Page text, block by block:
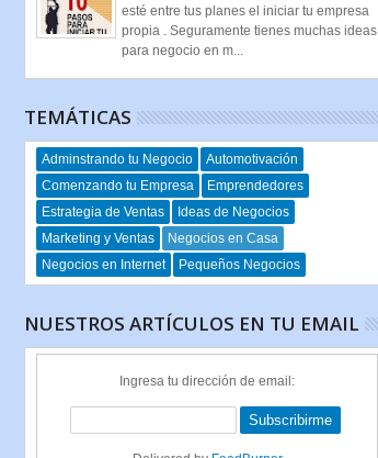
esté entre tus planes el iniciar tu empresa
propia . Seguramente tienes muchas ideas
para negocio en m...
TEMÁTICAS
Adminstrando tu Negocio
Automotivación
Comenzando tu Empresa
Emprendedores
Estrategia de Ventas
Ideas de Negocios
Marketing y Ventas
Negocios en Casa
Negocios en Internet
Pequeños Negocios
NUESTROS ARTÍCULOS EN TU EMAIL
Ingresa tu dirección de email: